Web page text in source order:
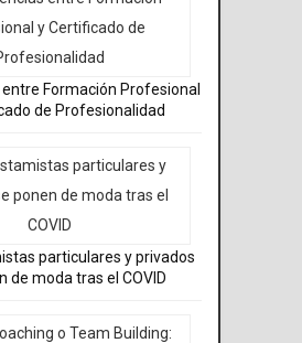
Formación Profesional
de Profesionalidad
particulares y privados
de moda tras el COVID